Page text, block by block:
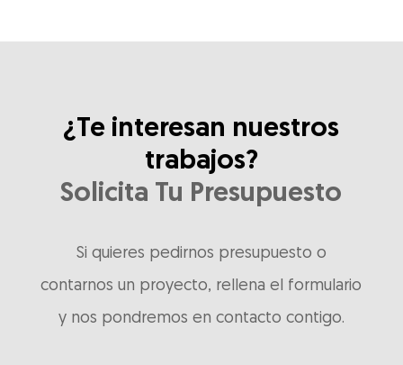
¿Te interesan nuestros
trabajos?
Solicita Tu Presupuesto
Si quieres pedirnos presupuesto o
contarnos un proyecto, rellena el formulario
y nos pondremos en contacto contigo.